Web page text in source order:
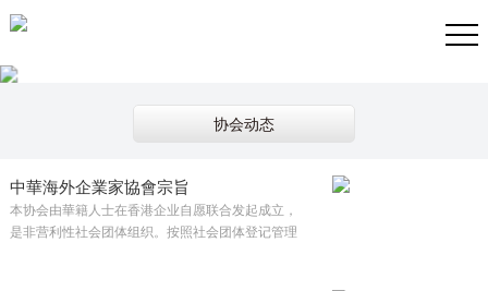
协会动态
中華海外企業家協會宗旨
本协会由華籍人士在香港企业自愿联合发起成立，
是非营利性社会团体组织。按照社会团体登记管理